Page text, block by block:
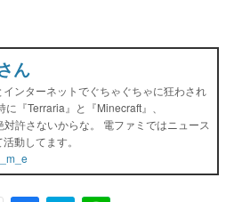
ん
インターネットでぐちゃぐちゃに狂わされ
に『Terraria』と『Minecraft』、
対許さないからな。 電ファミではニュース
動してます。